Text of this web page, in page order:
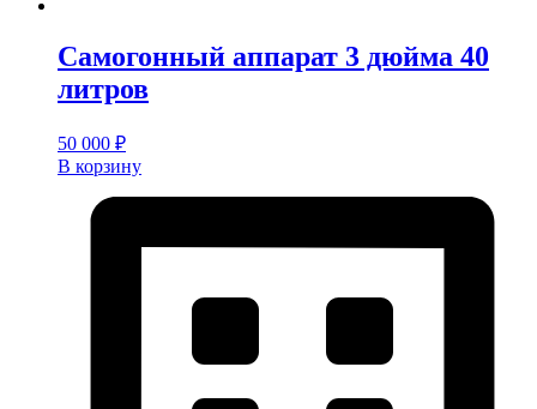
Самогонный аппарат 3 дюйма 40
литров
50 000 ₽
В корзину